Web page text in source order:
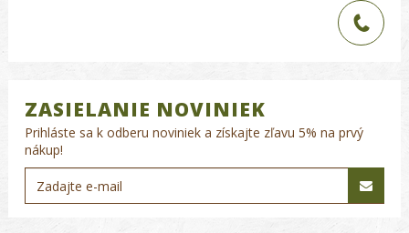
ZASIELANIE NOVINIEK
Prihláste sa k odberu noviniek a získajte zľavu 5% na prvý
nákup!